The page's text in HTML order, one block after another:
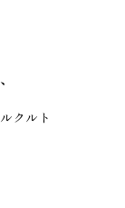
クルト